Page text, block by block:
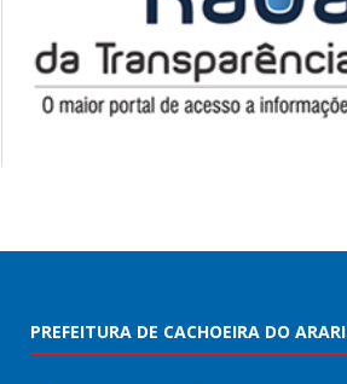
PREFEITURA DE CACHOEIRA DO ARARI